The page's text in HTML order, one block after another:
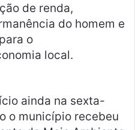
de renda,
do homem e
o
local.
ainda na sexta-
o município recebeu